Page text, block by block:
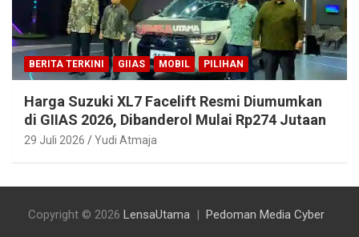
BERITA TERKINI GIIAS MOBIL PILIHAN
Harga Suzuki XL7 Facelift Resmi Diumumkan
di GIIAS 2026, Dibanderol Mulai Rp274 Jutaan
29 Juli 2026 Yudi Atmaja
Copyright © 2026 LensaUtama Pedoman Media Cyber